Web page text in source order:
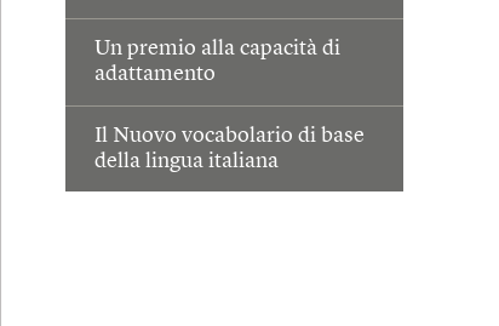
Un premio alla capacità di
adattamento
Il Nuovo vocabolario di base
della lingua italiana